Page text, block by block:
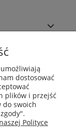
dostosować
plików i przejść
do swoich
Polityce